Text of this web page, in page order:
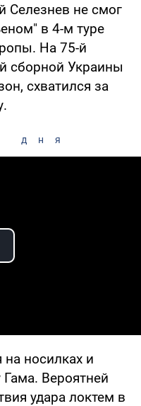
Селезнев не смог
в 4-м туре
На 75-й
сборной Украины
схватился за
дня
Video
на носилках и
Вероятней
удара локтем в